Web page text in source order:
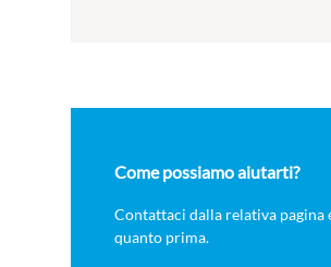
Come possiamo aiutarti?
Contattaci dalla relativa pagina
quanto prima.